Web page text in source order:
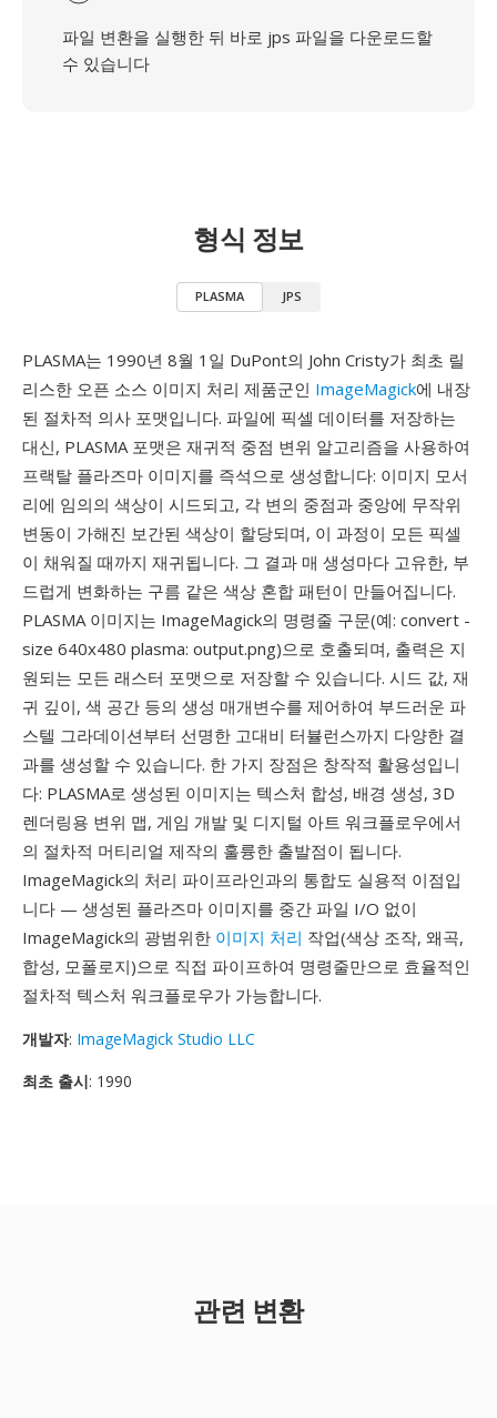
파일 변환을 실행한 뒤 바로 jps 파일을 다운로드할
수 있습니다
형식 정보
PLASMA JPS
PLASMA는 1990년 8월 1일 DuPont의 John Cristy가 최초 릴
리스한 오픈 소스 이미지 처리 제품군인 ImageMagick에 내장
된 절차적 의사 포맷입니다. 파일에 픽셀 데이터를 저장하는
대신, PLASMA 포맷은 재귀적 중점 변위 알고리즘을 사용하여
프랙탈 플라즈마 이미지를 즉석으로 생성합니다: 이미지 모서
리에 임의의 색상이 시드되고, 각 변의 중점과 중앙에 무작위
변동이 가해진 보간된 색상이 할당되며, 이 과정이 모든 픽셀
이 채워질 때까지 재귀됩니다. 그 결과 매 생성마다 고유한, 부
드럽게 변화하는 구름 같은 색상 혼합 패턴이 만들어집니다.
PLASMA 이미지는 ImageMagick의 명령줄 구문(예: convert -
size 640x480 plasma: output.png)으로 호출되며, 출력은 지
원되는 모든 래스터 포맷으로 저장할 수 있습니다. 시드 값, 재
귀 깊이, 색 공간 등의 생성 매개변수를 제어하여 부드러운 파
스텔 그라데이션부터 선명한 고대비 터뷸런스까지 다양한 결
과를 생성할 수 있습니다. 한 가지 장점은 창작적 활용성입니
다: PLASMA로 생성된 이미지는 텍스처 합성, 배경 생성, 3D
렌더링용 변위 맵, 게임 개발 및 디지털 아트 워크플로우에서
의 절차적 머티리얼 제작의 훌륭한 출발점이 됩니다.
ImageMagick의 처리 파이프라인과의 통합도 실용적 이점입
니다 — 생성된 플라즈마 이미지를 중간 파일 I/O 없이
ImageMagick의 광범위한 이미지 처리 작업(색상 조작, 왜곡,
합성, 모폴로지)으로 직접 파이프하여 명령줄만으로 효율적인
절차적 텍스처 워크플로우가 가능합니다.
개발자: ImageMagick Studio LLC
최초 출시: 1990
관련 변환